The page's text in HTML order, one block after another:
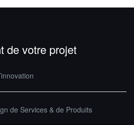
de votre projet
de Services & de Produits